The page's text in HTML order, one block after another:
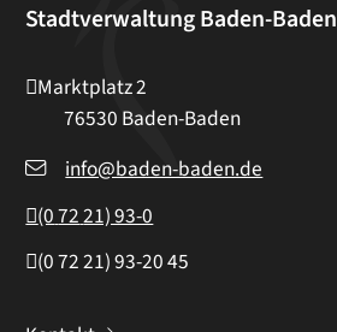
Stadtverwaltung Baden-Baden
Marktplatz 2
76530 Baden-Baden
info@baden-baden.de
(07221) 93-0
(07221) 93-2045